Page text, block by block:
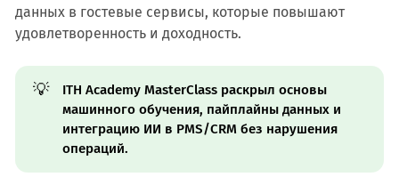
данных в гостевые сервисы, которые повышают
удовлетворенность и доходность.
💡
ITH Academy MasterClass раскрыл основы
машинного обучения, пайплайны данных и
интеграцию ИИ в PMS/CRM без нарушения
операций.